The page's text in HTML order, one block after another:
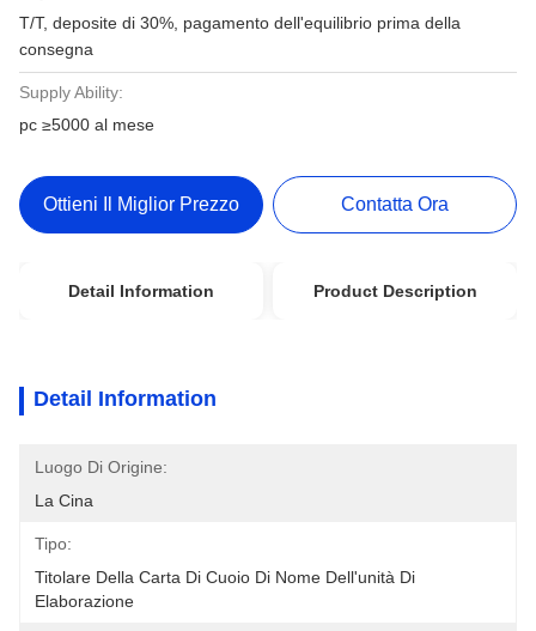
T/T, deposite di 30%, pagamento dell'equilibrio prima della
consegna
Supply Ability:
pc ≥5000 al mese
Ottieni Il Miglior Prezzo Contatta Ora
Detail Information Product Description
Detail Information
Luogo Di Origine:
La Cina
Tipo:
Titolare Della Carta Di Cuoio Di Nome Dell'unità Di
Elaborazione